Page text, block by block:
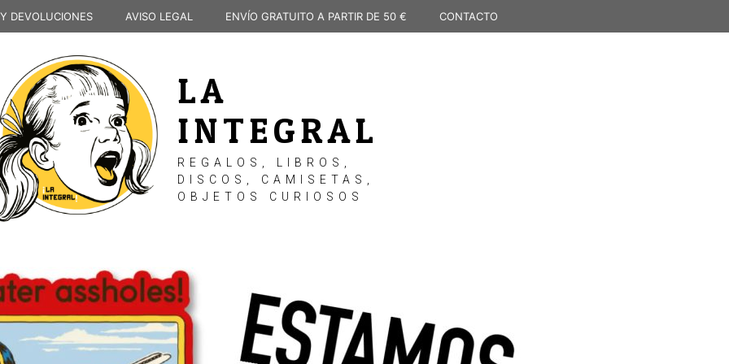
DEVOLUCIONES AVISO LEGAL ENVÍO GRATUITO A PARTIR DE 50 € CONTACTO
LA
INTEGRAL
REGALOS, LIBROS,
DISCOS, CAMISETAS,
OBJETOS CURIOSOS